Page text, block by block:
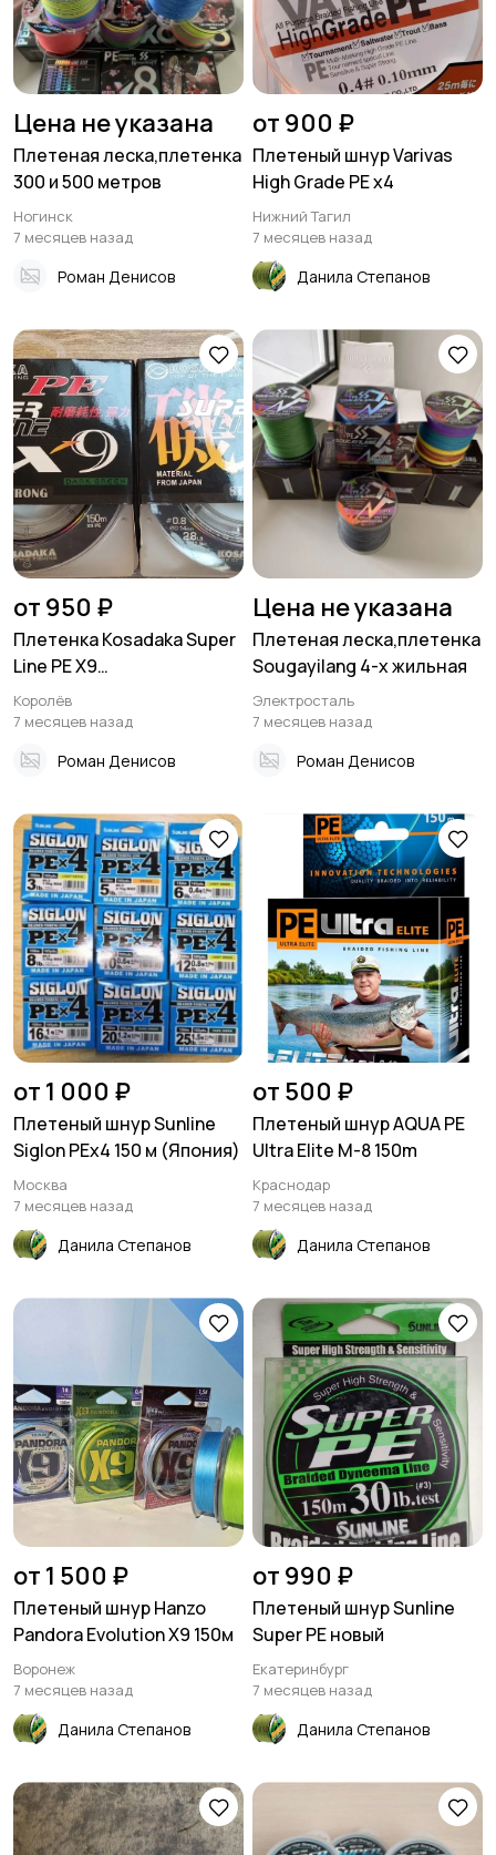
Цена не указана
Плетеная леска,плетенка
300 и 500 метров
Ногинск
7 месяцев назад
Роман Денисов
от 900 ₽
Плетеный шнур Varivas
High Grade PE x4
Нижний Тагил
7 месяцев назад
Данила Степанов
от 950 ₽
Плетенка Kosadaka Super
Line PE X9
(Девятижильная)
Королёв
7 месяцев назад
Роман Денисов
Цена не указана
Плетеная леска,плетенка
Sougayilang 4-х жильная
Электросталь
7 месяцев назад
Роман Денисов
от 1 000 ₽
Плетеный шнур Sunline
Siglon PEх4 150 м (Япония)
Москва
7 месяцев назад
Данила Степанов
от 500 ₽
Плетеный шнур AQUA PE
Ultra Elite M-8 150m
Краснодар
7 месяцев назад
Данила Степанов
от 1 500 ₽
Плетеный шнур Hanzo
Pandora Evolution X9 150м
Воронеж
7 месяцев назад
Данила Степанов
от 990 ₽
Плетеный шнур Sunline
Super PE новый
Екатеринбург
7 месяцев назад
Данила Степанов